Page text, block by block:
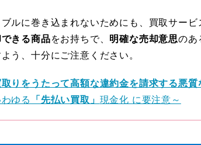
ルに巻き込まれないためにも、買取サービ
きる商品をお持ちで、 明確な売却意思のあ
う、十分にご注意ください。
りをうたって高額な違約金を請求する悪質
わゆる 「先払い買取」 現金化 に要注意～